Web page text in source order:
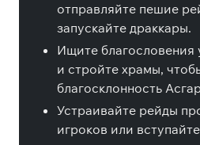
отправляйте пешие
запускайте драккары.
Ищите благословения
и стройте храмы,
благосклонность
Устраивайте рейды
игроков или